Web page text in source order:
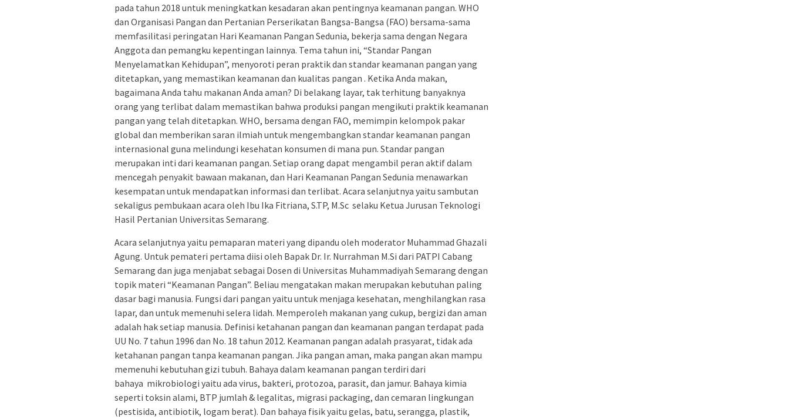
pada tahun 2018 untuk meningkatkan kesadaran akan pentingnya keamanan pangan. WHO
dan Organisasi Pangan dan Pertanian Perserikatan Bangsa-Bangsa (FAO) bersama-sama
memfasilitasi peringatan Hari Keamanan Pangan Sedunia, bekerja sama dengan Negara
Anggota dan pemangku kepentingan lainnya. Tema tahun ini, “Standar Pangan
Menyelamatkan Kehidupan”, menyoroti peran praktik dan standar keamanan pangan yang
ditetapkan, yang memastikan keamanan dan kualitas pangan . Ketika Anda makan,
bagaimana Anda tahu makanan Anda aman? Di belakang layar, tak terhitung banyaknya
orang yang terlibat dalam memastikan bahwa produksi pangan mengikuti praktik keamanan
pangan yang telah ditetapkan. WHO, bersama dengan FAO, memimpin kelompok pakar
global dan memberikan saran ilmiah untuk mengembangkan standar keamanan pangan
internasional guna melindungi kesehatan konsumen di mana pun. Standar pangan
merupakan inti dari keamanan pangan. Setiap orang dapat mengambil peran aktif dalam
mencegah penyakit bawaan makanan, dan Hari Keamanan Pangan Sedunia menawarkan
kesempatan untuk mendapatkan informasi dan terlibat. Acara selanjutnya yaitu sambutan
sekaligus pembukaan acara oleh Ibu Ika Fitriana, S.TP, M.Sc selaku Ketua Jurusan Teknologi
Hasil Pertanian Universitas Semarang.
Acara selanjutnya yaitu pemaparan materi yang dipandu oleh moderator Muhammad Ghazali
Agung. Untuk pemateri pertama diisi oleh Bapak Dr. Ir. Nurrahman M.Si dari PATPI Cabang
Semarang dan juga menjabat sebagai Dosen di Universitas Muhammadiyah Semarang dengan
topik materi “Keamanan Pangan”. Beliau mengatakan makan merupakan kebutuhan paling
dasar bagi manusia. Fungsi dari pangan yaitu untuk menjaga kesehatan, menghilangkan rasa
lapar, dan untuk memenuhi selera lidah. Memperoleh makanan yang cukup, bergizi dan aman
adalah hak setiap manusia. Definisi ketahanan pangan dan keamanan pangan terdapat pada
UU No. 7 tahun 1996 dan No. 18 tahun 2012. Keamanan pangan adalah prasyarat, tidak ada
ketahanan pangan tanpa keamanan pangan. Jika pangan aman, maka pangan akan mampu
memenuhi kebutuhan gizi tubuh. Bahaya dalam keamanan pangan terdiri dari
bahaya mikrobiologi yaitu ada virus, bakteri, protozoa, parasit, dan jamur. Bahaya kimia
seperti toksin alami, BTP jumlah & legalitas, migrasi packaging, dan cemaran lingkungan
(pestisida, antibiotik, logam berat). Dan bahaya fisik yaitu gelas, batu, serangga, plastik,